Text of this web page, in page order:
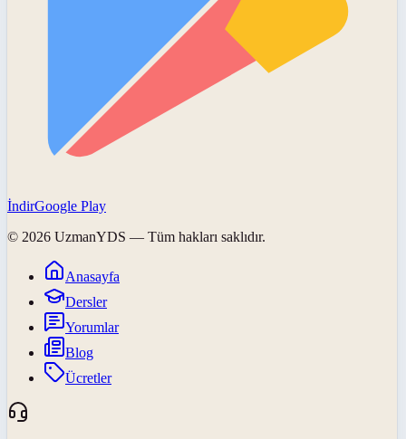
İndirGoogle Play
© 2026 UzmanYDS — Tüm hakları saklıdır.
Anasayfa
Dersler
Yorumlar
Blog
Ücretler